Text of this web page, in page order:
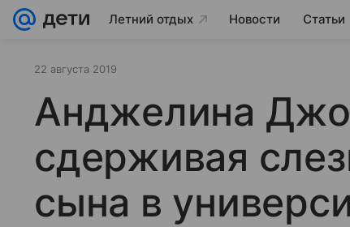
Летний отдых Новости Статьи
22 августа 2019
Анджелина
сдерживая
сына в